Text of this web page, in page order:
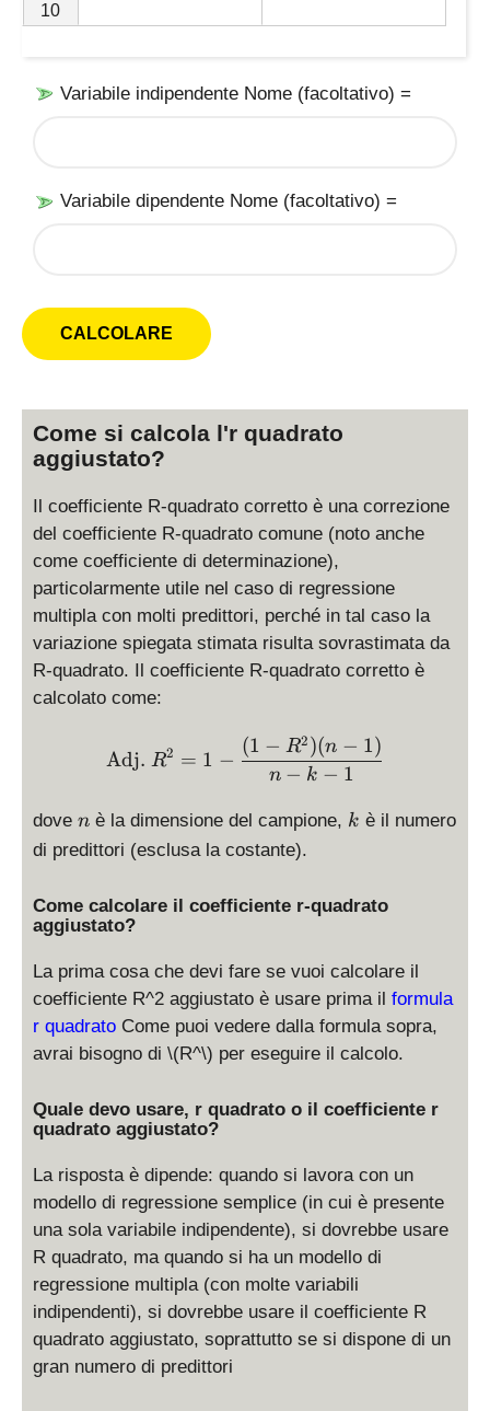
10
Variabile indipendente Nome (facoltativo) =
Variabile dipendente Nome (facoltativo) =
Come si calcola l'r quadrato
aggiustato?
Il coefficiente R-quadrato corretto è una correzione
del coefficiente R-quadrato comune (noto anche
come coefficiente di determinazione),
particolarmente utile nel caso di regressione
multipla con molti predittori, perché in tal caso la
variazione spiegata stimata risulta sovrastimata da
R-quadrato. Il coefficiente R-quadrato corretto è
calcolato come:
\text{Adj. } R^2 =
Adj. R2 = 1 −
n − k − 1
(1 − R2)(n − 1)
dove n
n è la dimensione del campione, k
k è il numero
di predittori (esclusa la costante).
Come calcolare il coefficiente r-quadrato
aggiustato?
La prima cosa che devi fare se vuoi calcolare il
coefficiente R^2 aggiustato è usare prima il formula
r quadrato Come puoi vedere dalla formula sopra,
avrai bisogno di \(R^\) per eseguire il calcolo.
Quale devo usare, r quadrato o il coefficiente r
quadrato aggiustato?
La risposta è dipende: quando si lavora con un
modello di regressione semplice (in cui è presente
una sola variabile indipendente), si dovrebbe usare
R quadrato, ma quando si ha un modello di
regressione multipla (con molte variabili
indipendenti), si dovrebbe usare il coefficiente R
quadrato aggiustato, soprattutto se si dispone di un
gran numero di predittori